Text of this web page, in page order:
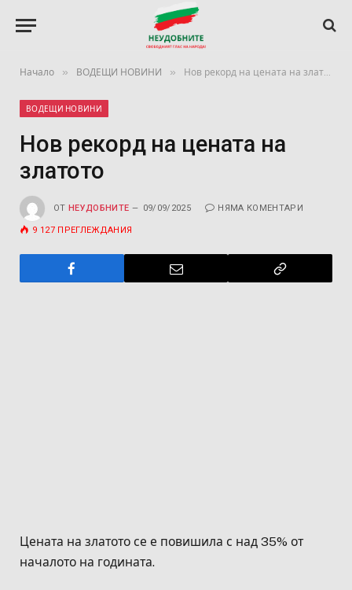
Начало » ВОДЕЩИ НОВИНИ » Нов рекорд на цената на златото
ВОДЕЩИ НОВИНИ
Нов рекорд на цената на
златото
ОТ НЕУДОБНИТЕ 09/09/2025 НЯМА КОМЕНТАРИ
9 127 ПРЕГЛЕЖДАНИЯ
Цената на златото се е повишила с над 35% от
началото на годината.